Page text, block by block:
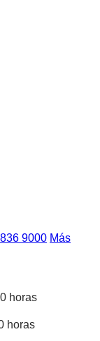
9000 Más
horas
horas